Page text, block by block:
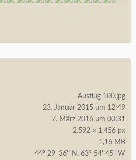
Ausflug 100.jpg
23. Januar 2015 um 12:49
7. März 2016 um 00:31
2.592 × 1.456 px
1,16 MB
44° 29' 36" N, 63° 54' 45" W